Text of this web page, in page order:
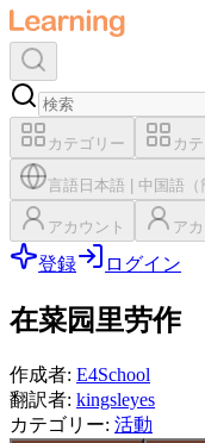
カテゴリー カ
言語 日本語 中国語（
アカウント ア
登録 ログイン
在菜园里劳作
作成者: E4School
翻訳者: kingsleyes
カテゴリー: 活動